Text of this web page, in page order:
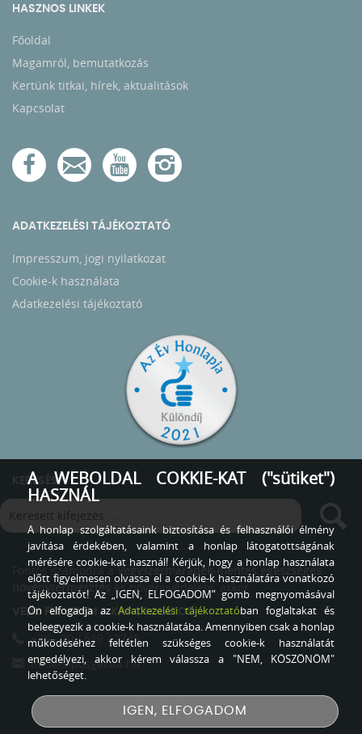
HASZNOS LINKEK
Főoldal
Magamról, bemutatkozás
Kertünk titkai, hírek, aktualitások
Kapcsolat
ADATKEZELÉSI TÁJÉKOZTATÓ
Impresszum, jogi nyilatkozat
Cookie-k használata
Adatkezelési tájékoztató
KERESÉS
Fontos számodra aVegyszermaradék-mentes egészséges
növénytermesztés és növényvédelem, akkor
VEDD FEL VELEM A KAPCSOLATOT
+36 - 20 / 519 - 2745
info@siposgazda.hu
A WEBOLDAL COKKIE-KAT ("sütiket")
HASZNÁL
A honlap szolgáltatásaink biztosítása és felhasználói élmény
javítása érdekében, valamint a honlap látogatottságának
mérésére cookie-kat használ! Kérjük, hogy a honlap használata
előtt figyelmesen olvassa el a cookie-k használatára vonatkozó
tájékoztatót! Az „IGEN, ELFOGADOM” gomb megnyomásával
Ön elfogadja azAdatkezelési tájékoztatóban foglaltakat és
beleegyezik a cookie-k használatába. Amennyiben csak a honlap
működéséhez feltétlen szükséges cookie-k használatát
engedélyezi, akkor kérem válassza a "NEM, KÖSZÖNÖM"
lehetőséget.
IGEN, ELFOGADOM